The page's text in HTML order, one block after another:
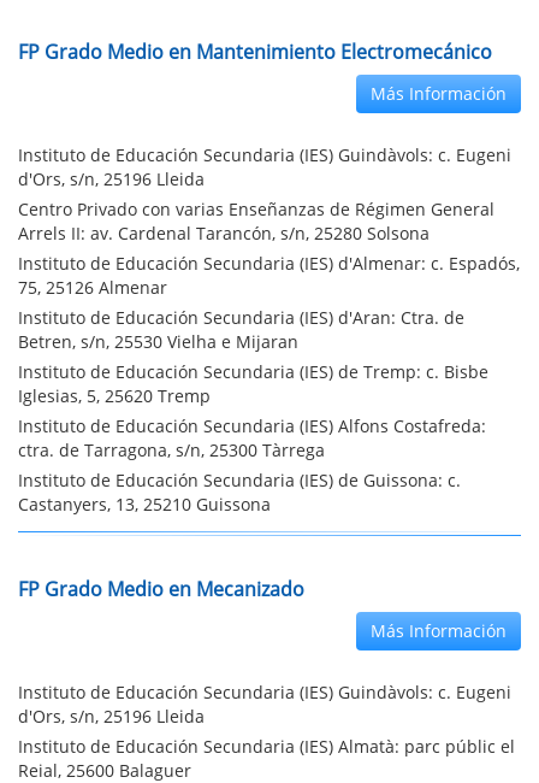
FP Grado Medio en Mantenimiento Electromecánico
Más Información
Instituto de Educación Secundaria (IES) Guindàvols: c. Eugeni
d'Ors, s/n, 25196 Lleida
Centro Privado con varias Enseñanzas de Régimen General
Arrels II: av. Cardenal Tarancón, s/n, 25280 Solsona
Instituto de Educación Secundaria (IES) d'Almenar: c. Espadós,
75, 25126 Almenar
Instituto de Educación Secundaria (IES) d'Aran: Ctra. de
Betren, s/n, 25530 Vielha e Mijaran
Instituto de Educación Secundaria (IES) de Tremp: c. Bisbe
Iglesias, 5, 25620 Tremp
Instituto de Educación Secundaria (IES) Alfons Costafreda:
ctra. de Tarragona, s/n, 25300 Tàrrega
Instituto de Educación Secundaria (IES) de Guissona: c.
Castanyers, 13, 25210 Guissona
FP Grado Medio en Mecanizado
Más Información
Instituto de Educación Secundaria (IES) Guindàvols: c. Eugeni
d'Ors, s/n, 25196 Lleida
Instituto de Educación Secundaria (IES) Almatà: parc públic el
Reial, 25600 Balaguer